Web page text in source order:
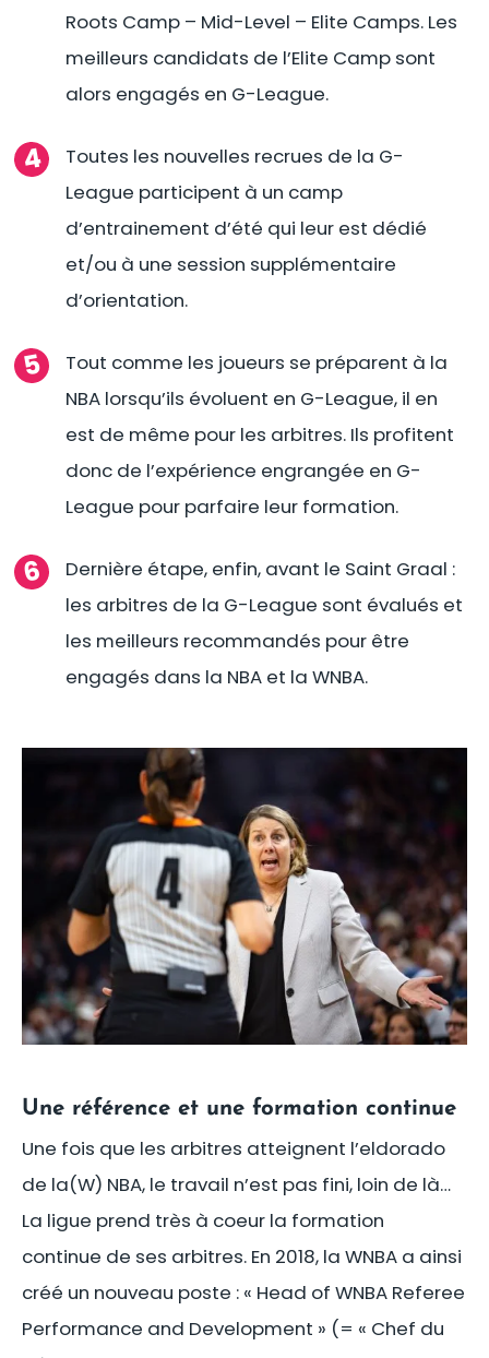
Roots Camp – Mid-Level – Elite Camps. Les
meilleurs candidats de l’Elite Camp sont
alors engagés en G-League.
Toutes les nouvelles recrues de la G-
League participent à un camp
d’entrainement d’été qui leur est dédié
et/ou à une session supplémentaire
d’orientation.
Tout comme les joueurs se préparent à la
NBA lorsqu’ils évoluent en G-League, il en
est de même pour les arbitres. Ils profitent
donc de l’expérience engrangée en G-
League pour parfaire leur formation.
Dernière étape, enfin, avant le Saint Graal :
les arbitres de la G-League sont évalués et
les meilleurs recommandés pour être
engagés dans la NBA et la WNBA.
Une référence et une formation continue
Une fois que les arbitres atteignent l’eldorado
de la(W) NBA, le travail n’est pas fini, loin de là…
La ligue prend très à coeur la formation
continue de ses arbitres. En 2018, la WNBA a ainsi
créé un nouveau poste : « Head of WNBA Referee
Performance and Development » (= « Chef du